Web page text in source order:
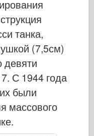
танка,
(7,5см)
девяти
С 1944 года
были
массового